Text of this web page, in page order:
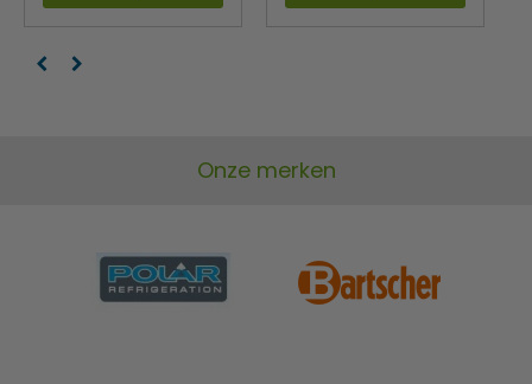
Onze merken